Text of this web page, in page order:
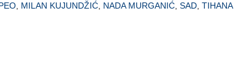
MILAN KUJUNDŽIĆ NADA MURGANIĆ SAD TIHANA